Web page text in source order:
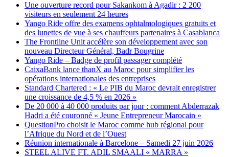
Une ouverture record pour Sakankom à Agadir : 2 200
visiteurs en seulement 24 heures
Yango Ride offre des examens ophtalmologiques gratuits et
des lunettes de vue à ses chauffeurs partenaires à Casablanca
The Frontline Unit accélère son développement avec son
nouveau Directeur Général, Badr Bougrine
Yango Ride – Badge de profil passager complété
CaixaBank lance thanX au Maroc pour simplifier les
opérations internationales des entreprises
Standard Chartered : « Le PIB du Maroc devrait enregistrer
une croissance de 4,5 % en 2026 »
De 20 000 à 40 000 produits par jour : comment Abderrazak
Hadri a été couronné « Jeune Entrepreneur Marocain »
QuestionPro choisit le Maroc comme hub régional pour
l’Afrique du Nord et de l’Ouest
Réunion internationale à Barcelone – Samedi 27 juin 2026
STEEL ALIVE FT. ADIL SMAALI « MARRA »